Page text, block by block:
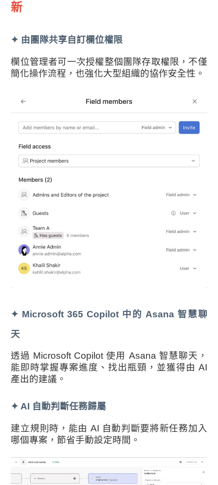
新
✦ 由團隊共享自訂欄位權限
欄位管理者可一次授權整個團隊存取權限，不僅
簡化操作流程，也強化大型組織的協作安全性。
✦ Microsoft 365 Copilot 中的 Asana 智慧聊
天
透過 Microsoft Copilot 使用 Asana 智慧聊天，
能即時掌握專案進度、找出瓶頸，並獲得由 AI
產出的建議。
✦ AI 自動判斷任務歸屬
建立規則時，能由 AI 自動判斷要將新任務加入
哪個專案，節省手動設定時間。